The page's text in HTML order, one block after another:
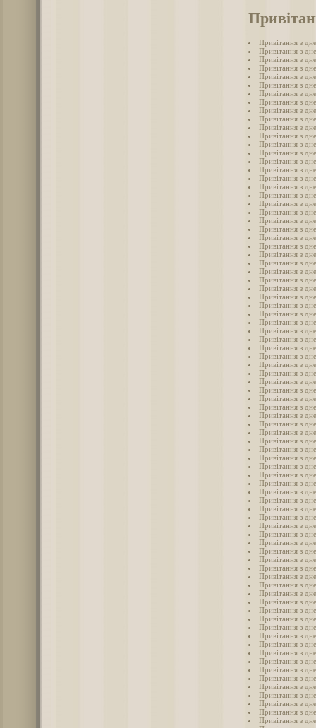
Привітання з
Привітання з
Привітання з
Привітання з
Привітання з
Привітання з
Привітання з
Привітання з
Привітання з
Привітання з
Привітання з
Привітання з
Привітання з
Привітання з
Привітання з
Привітання з
Привітання з
Привітання з
Привітання з
Привітання з
Привітання з
Привітання з
Привітання з
Привітання з
Привітання з
Привітання з
Привітання з
Привітання з
Привітання з
Привітання з
Привітання з
Привітання з
Привітання з
Привітання з
Привітання з
Привітання з
Привітання з
Привітання з
Привітання з
Привітання з
Привітання з
Привітання з
Привітання з
Привітання з
Привітання з
Привітання з
Привітання з
Привітання з
Привітання з
Привітання з
Привітання з
Привітання з
Привітання з
Привітання з
Привітання з
Привітання з
Привітання з
Привітання з
Привітання з
Привітання з
Привітання з
Привітання з
Привітання з
Привітання з
Привітання з
Привітання з
Привітання з
Привітання з
Привітання з
Привітання з
Привітання з
Привітання з
Привітання з
Привітання з
Привітання з
Привітання з
Привітання з
Привітання з
Привітання з
Привітання з
Привітання з